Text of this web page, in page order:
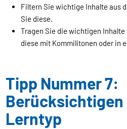
Filtern Sie wichtige Inhalte aus
Sie diese.
Tragen Sie die wichtigen
diese mit Kommilitonen oder in
Tipp Nummer 7:
Berücksichtigen
Lerntyp